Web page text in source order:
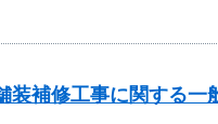
補修工事に関する一